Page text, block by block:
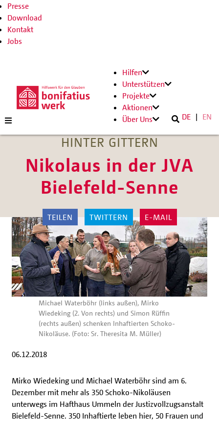
Presse
Download
Kontakt
Jobs
Hilfen
Unterstützen
Projekte
Aktionen
Über Uns
DE EN
HINTER GITTERN
Nikolaus in der JVA
Bielefeld-Senne
TEILEN TWITTERN E-MAIL
Michael Waterböhr (links außen), Mirko
Wiedeking (2. Von rechts) und Simon Rüffin
(rechts außen) schenken Inhaftierten Schoko-
Nikoläuse. (Foto: Sr. Theresita M. Müller)
06.12.2018
Mirko Wiedeking und Michael Waterböhr sind am 6.
Dezember mit mehr als 350 Schoko-Nikoläusen
unterwegs im Hafthaus Ummeln der Justizvollzugsanstalt
Bielefeld-Senne. 350 Inhaftierte leben hier, 50 Frauen und